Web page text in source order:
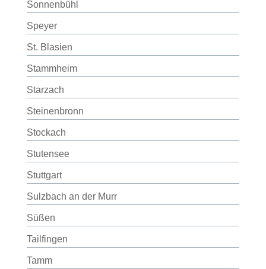
Sonnenbühl
Speyer
St. Blasien
Stammheim
Starzach
Steinenbronn
Stockach
Stutensee
Stuttgart
Sulzbach an der Murr
Süßen
Tailfingen
Tamm